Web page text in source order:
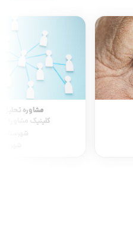
مشاوره تحلیل
کلینیک مشاوره